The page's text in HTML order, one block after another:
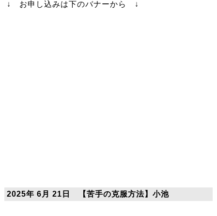
↓ お申し込みは下のバナーから ↓
2025年 6月 21日 【苦手の克服方法】小池